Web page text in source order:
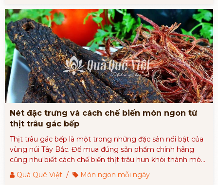
mẻ, hấp dẫn đến những hạt cuối cùng.
Nét đặc trưng và cách chế biến món ngon từ
thịt trâu gác bếp
Thịt trâu gác bếp là một trong những đặc sản nổi bật của
vùng núi Tây Bắc. Để mua đúng sản phẩm chính hãng
cũng như biết cách chế biến thịt trâu hun khói thành món
ngon nhất hãy theo dõi chi tiết bài viết sau đây.
Quà Quê Việt / Món ngon mỗi ngày